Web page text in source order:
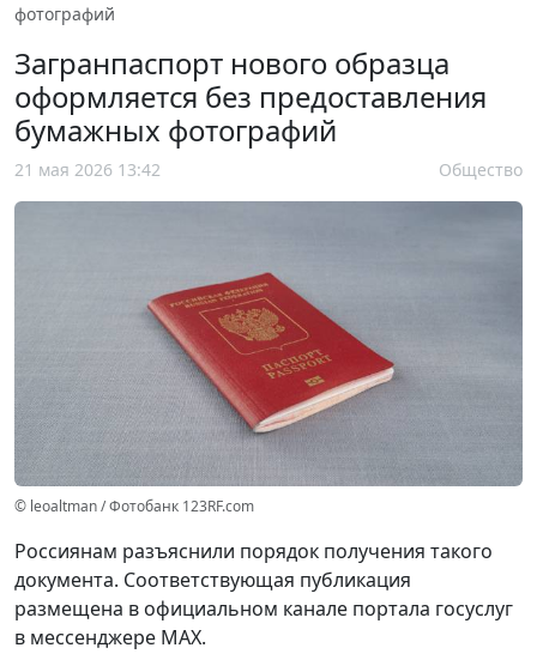
фотографий
Загранпаспорт нового образца
оформляется без предоставления
бумажных фотографий
21 мая 2026 13:42 Общество
© leoaltman / Фотобанк 123RF.com
Россиянам разъяснили порядок получения такого
документа. Соответствующая публикация
размещена в официальном канале портала госуслуг
в мессенджере МАХ.